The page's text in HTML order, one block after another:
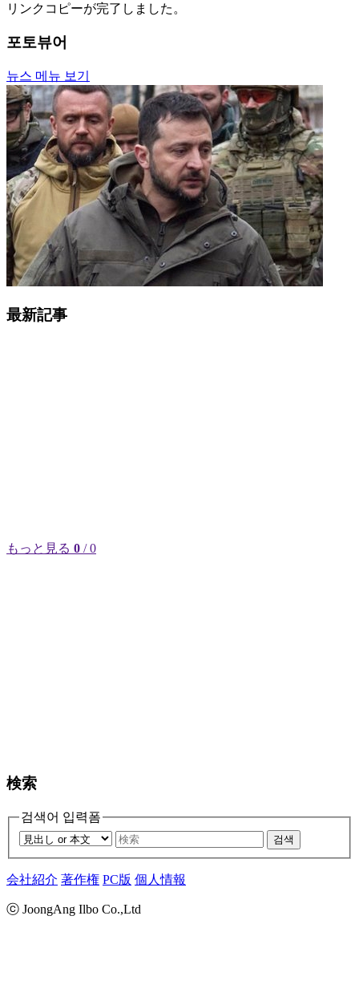
リンクコピーが完了しました。
포토뷰어
뉴스 메뉴 보기
最新記事
もっと見る 0 / 0
検索
검색어 입력폼
검색
会社紹介 著作権 PC版 個人情報
ⓒ JoongAng Ilbo Co.,Ltd